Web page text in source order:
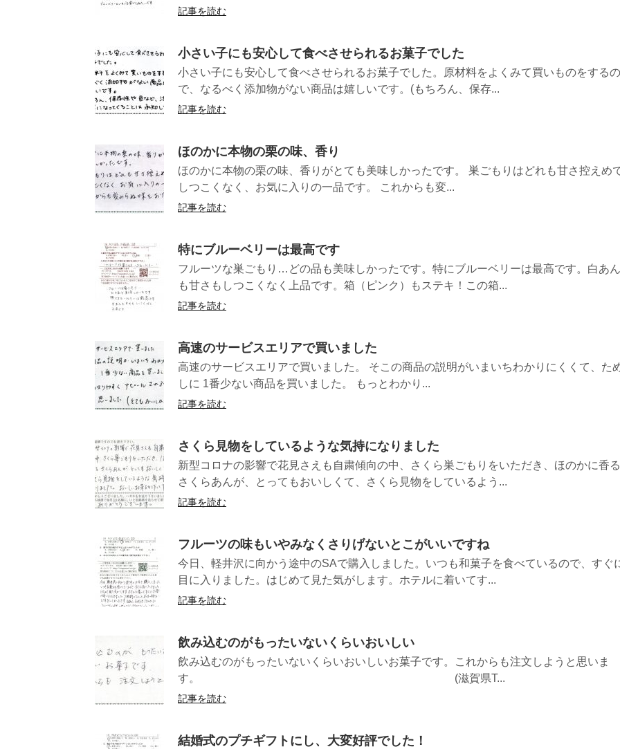
記事を読む
小さい子にも安心して食べさせられるお菓子でした
小さい子にも安心して食べさせられるお菓子でした。原材料をよくみて買いものをするの
で、なるべく添加物がない商品は嬉しいです。(もちろん、保存...
記事を読む
ほのかに本物の栗の味、香り
ほのかに本物の栗の味、香りがとても美味しかったです。 巣ごもりはどれも甘さ控えめ
しつこくなく、お気に入りの一品です。 これからも変...
記事を読む
特にブルーベリーは最高です
フルーツな巣ごもり…どの品も美味しかったです。特にブルーベリーは最高です。白あん
も甘さもしつこくなく上品です。箱（ピンク）もステキ！この箱...
記事を読む
高速のサービスエリアで買いました
高速のサービスエリアで買いました。 そこの商品の説明がいまいちわかりにくくて、た
しに 1番少ない商品を買いました。 もっとわかり...
記事を読む
さくら見物をしているような気持になりました
新型コロナの影響で花見さえも自粛傾向の中、さくら巣ごもりをいただき、ほのかに香る
さくらあんが、とってもおいしくて、さくら見物をしているよう...
記事を読む
フルーツの味もいやみなくさりげないとこがいいですね
今日、軽井沢に向かう途中のSAで購入しました。いつも和菓子を食べているので、すぐ
目に入りました。はじめて見た気がします。ホテルに着いてす...
記事を読む
飲み込むのがもったいないくらいおいしい
飲み込むのがもったいないくらいおいしいお菓子です。これからも注文しようと思いま
す。 (滋賀県T...
記事を読む
結婚式のプチギフトにし、大変好評でした！